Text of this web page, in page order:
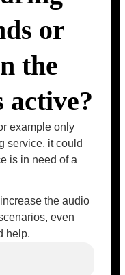
or
the
example only
service, it could
is in need of a
the audio
even
help.